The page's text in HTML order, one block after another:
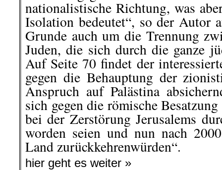
nationalistische Richtung, was
Isolation bedeutet“, so der Autor
Grunde auch um die Trennung
Juden, die sich durch die ganze
Auf Seite 70 findet der
gegen die Behauptung der
Anspruch auf Palästina
sich gegen die römische
bei der Zerstörung Jerusalems
worden seien und nun nach
Land zurückkehrenwürden“.
hier geht es weiter »